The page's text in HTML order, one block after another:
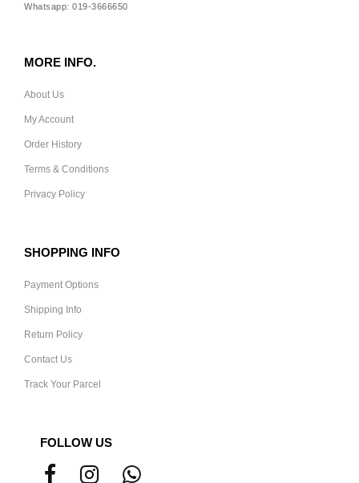
Whatsapp: 019-3666650
MORE INFO.
About Us
My Account
Order History
Terms & Conditions
Privacy Policy
SHOPPING INFO
Payment Options
Shipping Info
Return Policy
Contact Us
Track Your Parcel
FOLLOW US